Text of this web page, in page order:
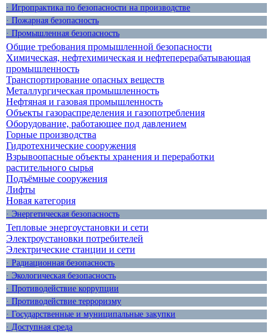
· Игропрактика по безопасности на производстве
· Пожарная безопасность
· Промышленная безопасность
Общие требования промышленной безопасности
Химическая, нефтехимическая и нефтеперерабатывающая
промышленность
Транспортирование опасных веществ
Металлургическая промышленность
Нефтяная и газовая промышленность
Объекты газораспределения и газопотребления
Оборудование, работающее под давлением
Горные производства
Гидротехнические сооружения
Взрывоопасные объекты хранения и переработки
растительного сырья
Подъёмные сооружения
Лифты
Новая категория
· Энергетическая безопасность
Тепловые энергоустановки и сети
Электроустановки потребителей
Электрические станции и сети
· Радиационная безопасность
· Экологическая безопасность
· Противодействие коррупции
· Противодействие терроризму
· Государственные и муниципальные закупки
· Доступная среда